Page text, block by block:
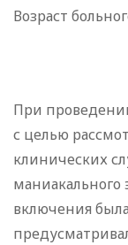
Возраст
При
с целью
клинических
маниакального
включения